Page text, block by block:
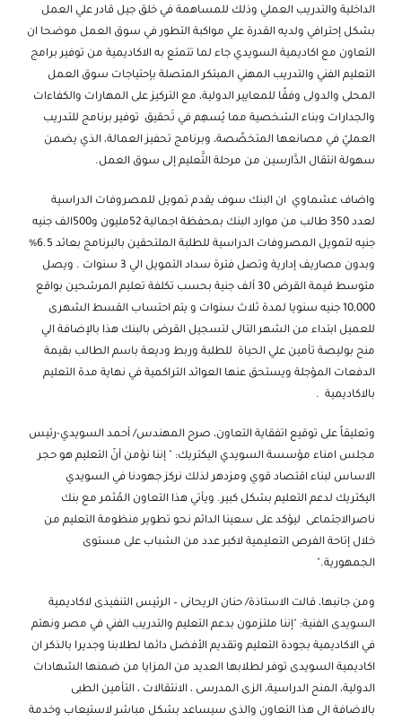
الداخلية والتدريب العملي وذلك للمساهمة في خلق جيل قادر علي العمل
بشكل إحترافي ولديه القدرة علي مواكبة التطور في سوق العمل موضحا ان
التعاون مع اكاديمية السويدي جاء لما تتمتع به الاكاديمية من توفير برامج
التعليم الفني والتدريب المهني المبتكر المتصلة بإحتياجات سوق العمل
المحلى والدولى وفقًا للمعايير الدولية، مع التركيز على المهارات والكفاءات
والجدارات وبناء الشخصية مما يُسهِم في تَحقيق توفير برنامج للتدريب
العمليّ في مصانعها المتخصِّصة، وبرنامج تحفيز العمالة، الذي يضمن
سهولة انتقال الدَّارسين من مرحلة التَّعليم إلى سوق العمل.
واضاف عشماوي ان البنك سوف يقدم تمويل للمصروفات الدراسية
لعدد 350 طالب من موارد البنك بمحفظة اجمالية 52مليون و500الف جنيه
جنيه لتمويل المصروفات الدراسية للطلبة الملتحقين بالبرنامج بعائد 6.5%
وبدون مصاريف إدارية وتصل فترة سداد التمويل الي 3 سنوات . ويصل
متوسط قيمة القرض 30 ألف جنية بحسب تكلفة تعليم المرشحين بواقع
10,000 جنيه سنويا لمدة ثلاث سنوات و يتم احتساب القسط الشهرى
للعميل ابتداء من الشهر التالى لتسجيل القرض بالبنك هذا بالإضافة الي
منح بوليصة تأمين علي الحياة للطلبة وربط وديعة باسم الطالب بقيمة
الدفعات المؤجلة ويستحق عنها العوائد التراكمية في نهاية مدة التعليم
بالاكاديمية .
وتعليقاً على توقيع اتفقاية التعاون، صرح المهندس/ أحمد السويدي-رئيس
مجلس امناء مؤسسة السويدي اليكتريك: " إننا نؤمن أنّ التعليم هو حجر
الاساس لبناء اقتصاد قوي ومزدهر لذلك نركز جهودنا في السويدي
اليكتريك لدعم التعليم بشكل كبير. ويأتي هذا التعاون المُثمر مع بنك
ناصرالاجتماعى ليؤكد على سعينا الدائم نحو تطوير منظومة التعليم من
خلال إتاحة الفرص التعليمية لاكبر عدد من الشباب على مستوى
الجمهورية."
ومن جانبها، قالت الاستاذة/ حنان الريحانى – الرئيس التنفيذى لاكاديمية
السويدى الفنية: "إننا ملتزمون بدعم التعليم والتدريب الفني في مصر ونهتم
في الاكاديمية بجودة التعليم وتقديم الأفضل دائما لطلابنا وجديرا بالذكر ان
اكاديمية السويدى توفر لطلابها العديد من المزايا من ضمنها الشهادات
الدولية، المنح الدراسية، الزى المدرسى ، الانتقالات ، التأمين الطبى
بالاضافة الى هذا التعاون والذى سيساعد بشكل مباشر لاستيعاب وخدمة